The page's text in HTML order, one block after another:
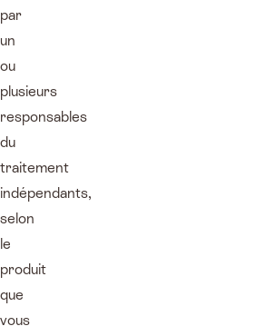
par
un
ou
plusieurs
responsables
du
traitement
indépendants,
selon
le
produit
que
vous